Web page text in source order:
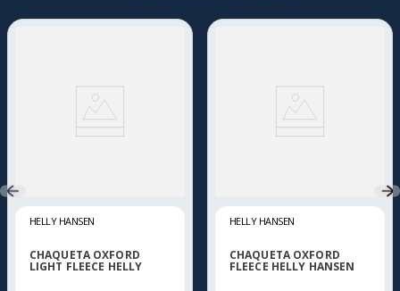
HELLY HANSEN
CHAQUETA OXFORD
LIGHT FLEECE HELLY
HELLY HANSEN
CHAQUETA OXFORD
FLEECE HELLY HANSEN